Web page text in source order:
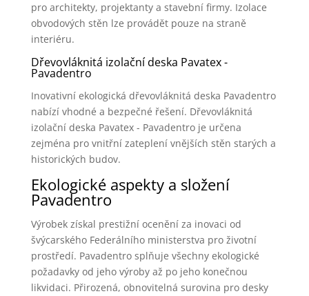
pro architekty, projektanty a stavební firmy. Izolace
obvodových stěn lze provádět pouze na straně
interiéru.
Dřevovláknitá izolační deska Pavatex -
Pavadentro
Inovativní ekologická dřevovláknitá deska Pavadentro
nabízí vhodné a bezpečné řešení. Dřevovláknitá
izolační deska Pavatex - Pavadentro je určena
zejména pro vnitřní zateplení vnějších stěn starých a
historických budov.
Ekologické aspekty a složení
Pavadentro
Výrobek získal prestižní ocenění za inovaci od
švýcarského Federálního ministerstva pro životní
prostředí. Pavadentro splňuje všechny ekologické
požadavky od jeho výroby až po jeho konečnou
likvidaci. Přirozená, obnovitelná surovina pro desky